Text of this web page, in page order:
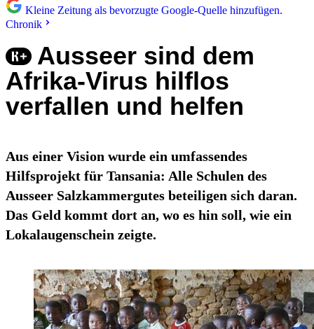
Kleine Zeitung als bevorzugte Google-Quelle hinzufügen.
Chronik
Ausseer sind dem
Afrika-Virus hilflos
verfallen und helfen
Aus einer Vision wurde ein umfassendes
Hilfsprojekt für Tansania: Alle Schulen des
Ausseer Salzkammergutes beteiligen sich daran.
Das Geld kommt dort an, wo es hin soll, wie ein
Lokalaugenschein zeigte.